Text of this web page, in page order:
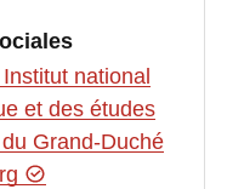
national
et des études
Grand-Duché